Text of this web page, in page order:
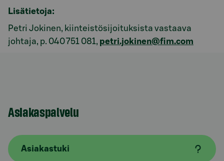
Lisätietoja:
Petri Jokinen, kiinteistösijoituksista vastaava
johtaja, p. 040 751 081, petri.jokinen@fim.com
Asiakaspalvelu
Asiakastuki